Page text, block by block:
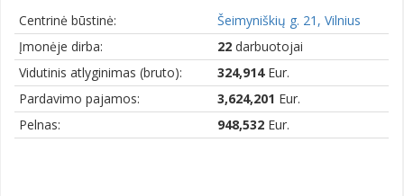
Centrinė būstinė:
Šeimyniškių g. 21, Vilnius
Įmonėje dirba:
22 darbuotojai
Vidutinis atlyginimas (bruto):
324,914Eur.
Pardavimo pajamos:
3,624,201 Eur.
Pelnas:
948,532 Eur.